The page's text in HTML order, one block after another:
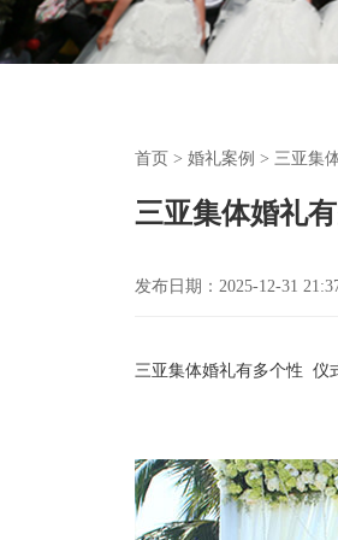
首页 > 婚礼案例 > 三亚集
三亚集体婚礼
发布日期：2025-12-31
三亚集体婚礼有多个性 仪